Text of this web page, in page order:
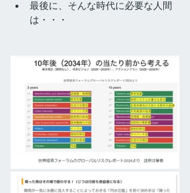
最後に、そんな時代に必要な人間
は・・・